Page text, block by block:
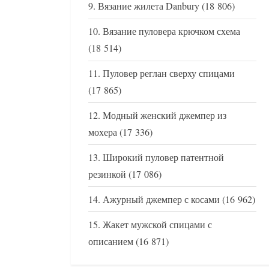
Вязание жилета Danbury(18 806)
Вязание пуловера крючком схема
(18 514)
Пуловер реглан сверху спицами
(17 865)
Модный женский джемпер из
мохера(17 336)
Широкий пуловер патентной
резинкой (17 086)
Ажурный джемпер с косами (16 962)
Жакет мужской спицами с
описанием(16 871)